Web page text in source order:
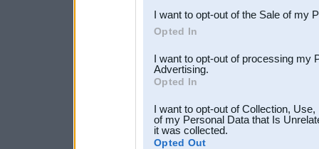
I want to opt-out of the Sale of my
Opted In
I want to opt-out of processing my
Advertising.
Opted In
I want to opt-out of Collection,
of my Personal Data that Is
it was collected.
Opted Out